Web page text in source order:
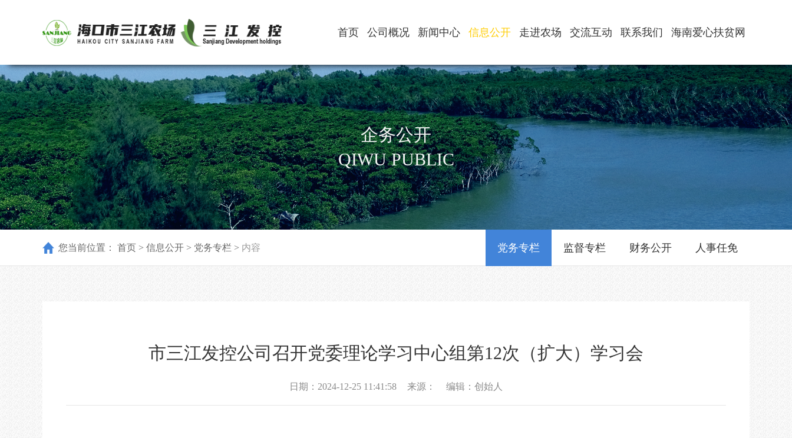
首页 公司概况
三江农场领导
班子
三江发控领导
班子
机构简介
下属单位
新闻中心
工作动态
通知公告
信息公开
党务专栏
监督专栏
财务公开
人事任免
走进农场
农场简介
农场风貌
资源优势
交流互动
12345热线
我要咨询
我要投诉
我要建议
我要求助
我要查询
联系我们
联系方式
招商引资
海南爱心扶贫网
企务公开
QIWU PUBLIC
您当前位置： 首页 > 信息公开 > 党务专栏 > 内容 党务专栏 监督专栏 财务公开 人事任免
市三江发控公司召开党委理论学习中心组第12次（扩大）学习会
日期：2024-12-25 11:41:58 来源： 编辑：创始人